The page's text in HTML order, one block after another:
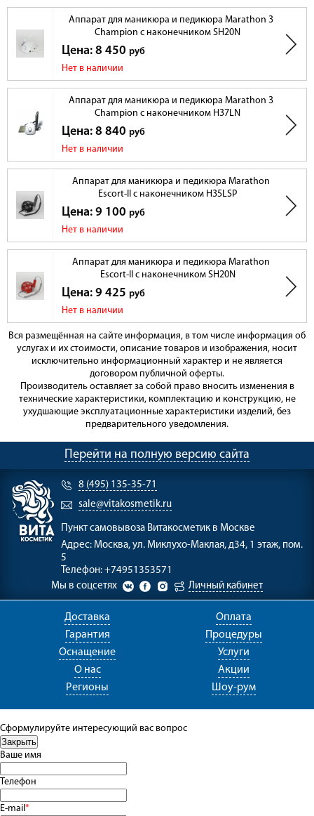
Аппарат для маникюра и педикюра Marathon 3
Champion с наконечником SH20N
Цена: 8 450 руб
Нет в наличии
Аппарат для маникюра и педикюра Marathon 3
Champion с наконечником H37LN
Цена: 8 840 руб
Нет в наличии
Аппарат для маникюра и педикюра Marathon
Escort-II с наконечником H35LSP
Цена: 9 100 руб
Нет в наличии
Аппарат для маникюра и педикюра Marathon
Escort-II с наконечником SH20N
Цена: 9 425 руб
Нет в наличии
Вся размещённая на сайте информация, в том числе информация об
услугах и их стоимости, описание товаров и изображения, носит
исключительно информационный характер и не является
договором публичной оферты.
Производитель оставляет за собой право вносить изменения в
технические характеристики, комплектацию и конструкцию, не
ухудшающие эксплуатационные характеристики изделий, без
предварительного уведомления.
Перейти на полную версию сайта
8 (495) 135-35-71
sale@vitakosmetik.ru
Пункт самовывоза Витакосметик в Москве
Адрес: Москва, ул. Миклухо-Маклая, д34, 1 этаж, пом.
5
Телефон: +74951353571
Мы в соцсетях
Личный кабинет
Доставка
Оплата
Гарантия
Процедуры
Оснащение
Услуги
О нас
Акции
Регионы
Шоу-рум
Сформулируйте интересующий вас вопрос
Ваше имя
Телефон
E-mail*